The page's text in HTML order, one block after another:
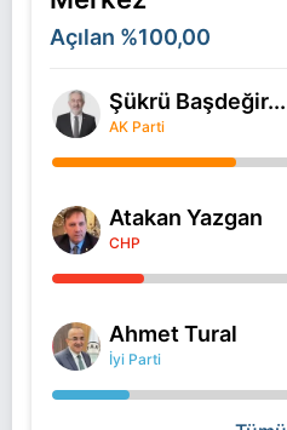
Açılan %100,00
Şükrü Başdeğir...
AK Parti
Atakan Yazgan
CHP
Ahmet Tural
İyi Parti